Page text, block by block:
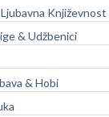
Književnost
& Udžbenici
& Hobi